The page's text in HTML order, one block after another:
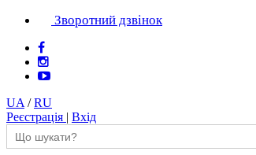
Зворотний дзвінок
UA /RU
Реєстрація | Вхід